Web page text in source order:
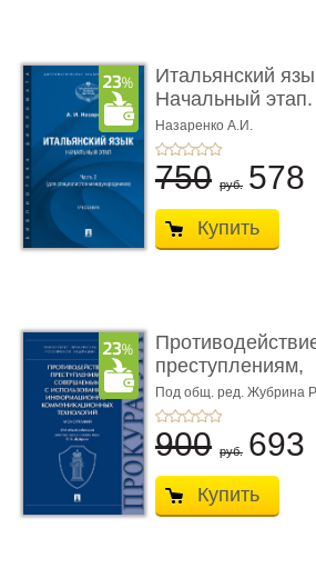
Итальянский
Начальный этап.
2. Учеб� ...
Назаренко А.И.
750 руб. 578
Купить
преступлениям,
совершаемым с
Под общ. ред. Жубрина
900 руб. 693
Купить